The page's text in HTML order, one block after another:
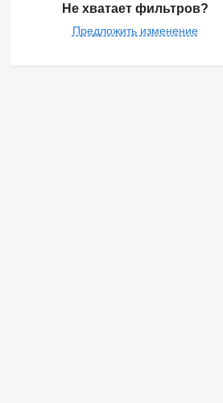
Не хватает фильтров?
Предложить изменение